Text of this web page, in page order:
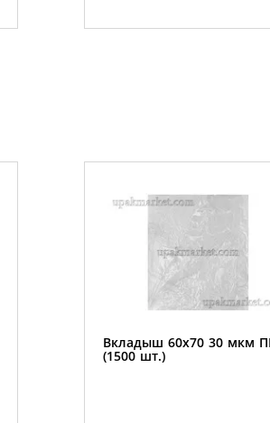
Вкладыш 60х70 30 мкм
(1500 шт.)